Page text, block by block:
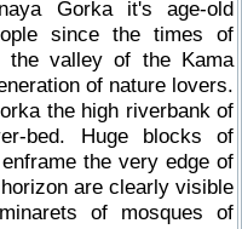
Gorka it's age-old
since the times of
the valley of the Kama
of nature lovers.
the high riverbank of
bed. Huge blocks of
the very edge of
are clearly visible
of mosques of